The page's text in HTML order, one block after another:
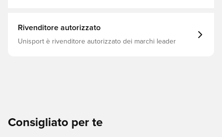
Rivenditore autorizzato
Unisport è rivenditore autorizzato dei marchi leader
Consigliato per te